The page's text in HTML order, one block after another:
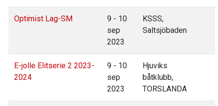
Optimist Lag-SM
9 - 10
sep
2023
KSSS,
Saltsjöbaden
E-jolle Elitserie 2 2023-
2024
9 - 10
sep
2023
Hjuviks
båtklubb,
TORSLANDA